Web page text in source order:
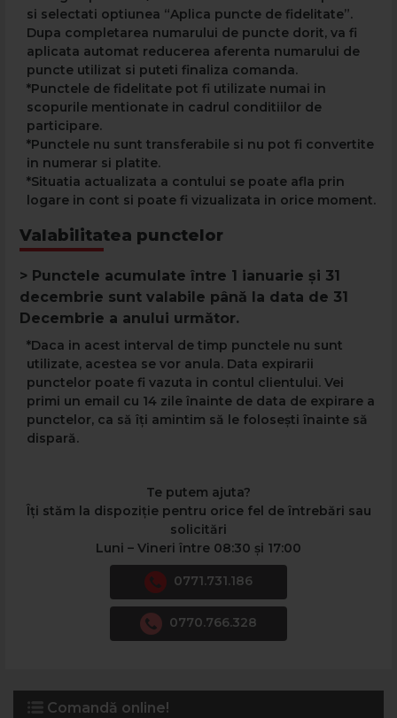
Comandă online!
si selectati optiunea “Aplica puncte de fidelitate”.
Dupa completarea numarului de puncte dorit, va fi
aplicata automat reducerea aferenta numarului de
puncte utilizat si puteti finaliza comanda.
*Punctele de fidelitate pot fi utilizate numai in
scopurile mentionate in cadrul conditiilor de
participare.
*Punctele nu sunt transferabile si nu pot fi convertite
in numerar si platite.
*Situatia actualizata a contului se poate afla prin
logare in cont si poate fi vizualizata in orice moment.
Valabilitatea punctelor
> Punctele acumulate între 1 ianuarie și 31
decembrie sunt valabile până la data de 31
Decembrie a anului următor.
*Daca in acest interval de timp punctele nu sunt
utilizate, acestea se vor anula. Data expirarii
punctelor poate fi vazuta in contul clientului. Vei
primi un email cu 14 zile înainte de data de expirare a
punctelor, ca să îți amintim să le folosești înainte să
dispară.
Te putem ajuta?
Îți stăm la dispoziție pentru orice fel de întrebări sau
solicitări
Luni – Vineri între 08:30 și 17:00
0771.731.186
0770.766.328